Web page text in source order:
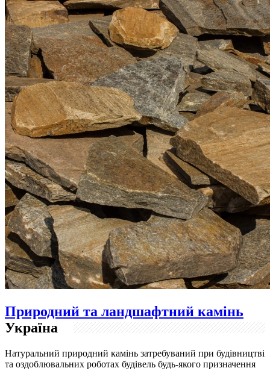
Природний та ландшафтний камінь
Україна
Натуральний природний камінь затребуваний при будівництві
та оздоблювальних роботах будівель будь-якого призначення